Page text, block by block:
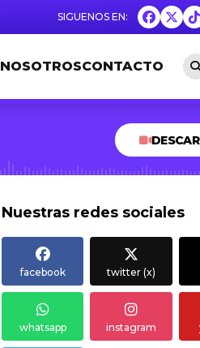
NOSOTROSCONTACTO
Nuestras redes sociales
facebook twitter (x)
whatsapp instagram